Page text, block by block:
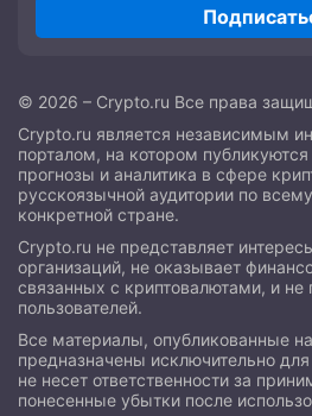
© 2026 – Crypto.ru Все права
Crypto.ru является независимым
порталом, на котором
прогнозы и аналитика в сфере
русскоязычной аудитории по
конкретной стране.
Crypto.ru не представляет
организаций, не оказывает
связанных с криптовалютами, и не
пользователей.
Все материалы, опубликованные
предназначены исключительно
не несет ответственности за
понесенные убытки после